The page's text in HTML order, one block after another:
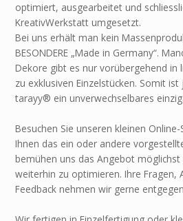
optimiert, ausgearbeitet und
KreativWerkstatt umgesetzt.
Bei uns erhält man kein
BESONDERE „Made in Germany“.
Dekore gibt es nur vorübergehend in
zu exklusiven Einzelstücken. Somit
tarayy® ein unverwechselbares
Besuchen Sie unseren kleinen
Ihnen das ein oder andere
bemühen uns das Angebot
weiterhin zu optimieren. Ihre Fragen,
Feedback nehmen wir gerne